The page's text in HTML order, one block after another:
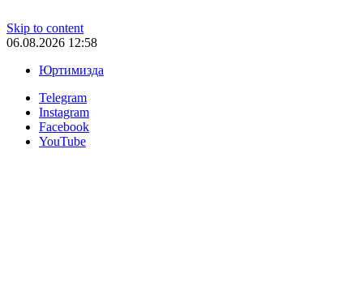
Skip to content
06.08.2026 12:58
Юртимизда
Telegram
Instagram
Facebook
YouTube